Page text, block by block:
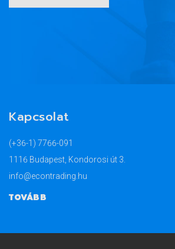
Kapcsolat
(+36-1) 7766-091
1116 Budapest, Kondorosi út 3.
info@econtrading.hu
TOVÁBB